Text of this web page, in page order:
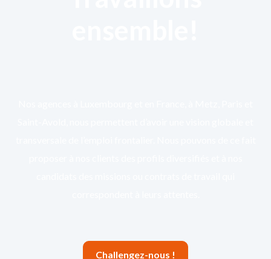
Challengez-nous !